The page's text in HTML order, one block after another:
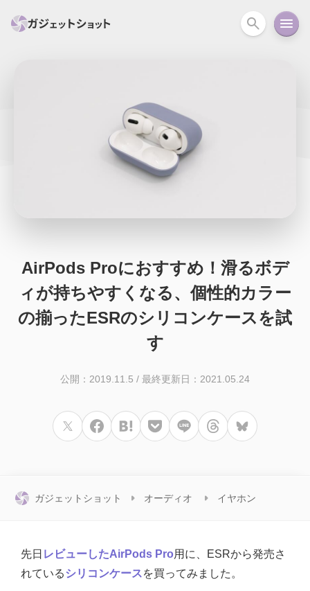
PC関連
スマートホーム アクションカメラ
Mac
AirPods Proにおすすめ！滑るボデ
ィが持ちやすくなる、個性的カラー
の揃ったESRのシリコンケースを試
す
公開：2019.11.5 / 最終更新日：2021.05.24
ガジェットショット オーディオ イヤホン
先日 レビューしたAirPods Pro用に、ESRから発売さ
れている シリコンケースを買ってみました。